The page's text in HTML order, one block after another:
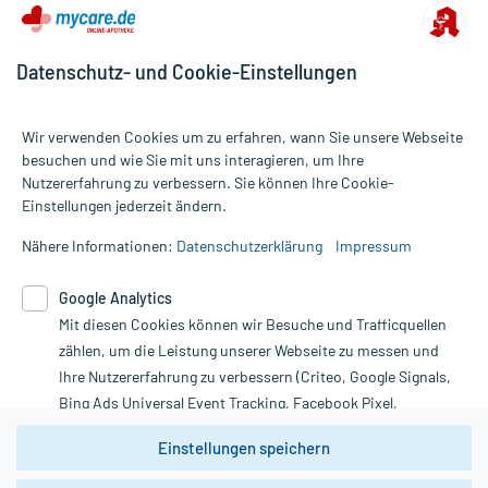
Alle Preise gelten inkl. MwSt., ggf. zzgl. Versandkosten
Informationen auf dieser Website werden ausschließlich für
die Untersuchung und Behandlung durch einen Arzt. Bitte
Therapien eingeleitet werden können. | Diese Webseite benutzt
Google Analytics. Lesen Sie bitte dazu die wichtigen Hinweise in
unserer Datenschutzerklärung. Für den Widerruf einer Bestellung
nutzen Sie das Formular:
Vertrag widerrufen
Datenschutz- und Cookie-Einstellungen
Wir verwenden Cookies um zu erfahren, wann Sie unsere Webseite
besuchen und wie Sie mit uns interagieren, um Ihre
Nutzererfahrung zu verbessern. Sie können Ihre Cookie-
Einstellungen jederzeit ändern.
Nähere Informationen: Datenschutzerklärung Impressum
Google Analytics
Mit diesen Cookies können wir Besuche und Trafficquellen
zählen, um die Leistung unserer Webseite zu messen und
Ihre Nutzererfahrung zu verbessern (Criteo, Google Signals,
Bing Ads Universal Event Tracking, Facebook Pixel,
Youtube-Social Plugin).
Wir weisen darauf hin, dass die
Einstellungen speichern